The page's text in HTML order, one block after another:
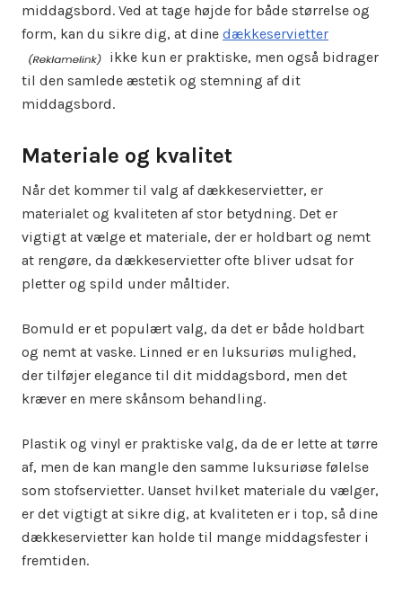
middagsbord. Ved at tage højde for både størrelse og
form, kan du sikre dig, at dine dækkeservietter
ikke kun er praktiske, men også bidrager
til den samlede æstetik og stemning af dit
middagsbord.
Materiale og kvalitet
Når det kommer til valg af dækkeservietter, er
materialet og kvaliteten af stor betydning. Det er
vigtigt at vælge et materiale, der er holdbart og nemt
at rengøre, da dækkeservietter ofte bliver udsat for
pletter og spild under måltider.
Bomuld er et populært valg, da det er både holdbart
og nemt at vaske. Linned er en luksuriøs mulighed,
der tilføjer elegance til dit middagsbord, men det
kræver en mere skånsom behandling.
Plastik og vinyl er praktiske valg, da de er lette at tørre
af, men de kan mangle den samme luksuriøse følelse
som stofservietter. Uanset hvilket materiale du vælger,
er det vigtigt at sikre dig, at kvaliteten er i top, så dine
dækkeservietter kan holde til mange middagsfester i
fremtiden.